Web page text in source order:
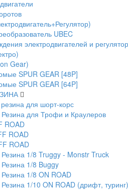
UBEC
электродвигателей и
Gear)
SPUR GEAR [48P]
SPUR GEAR [64P]
для шорт-корс
Резина для Трофи и Краулеров
ROAD
ROAD
ROAD
1/8 Truggy - Monstr Truck
1/8 Buggy
1/8 ON ROAD
1/10 ON ROAD (дрифт, туринг)